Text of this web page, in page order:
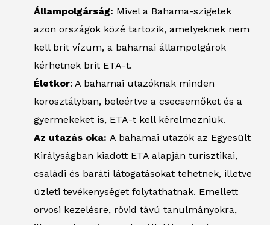
Állampolgárság: Mivel a Bahama-szigetek
azon országok közé tartozik, amelyeknek nem
kell brit vízum, a bahamai állampolgárok
kérhetnek brit ETA-t.
Életkor: A bahamai utazóknak minden
korosztályban, beleértve a csecsemőket és a
gyermekeket is, ETA-t kell kérelmezniük.
Az utazás oka: A bahamai utazók az Egyesült
Királyságban kiadott ETA alapján turisztikai,
családi és baráti látogatásokat tehetnek, illetve
üzleti tevékenységet folytathatnak. Emellett
orvosi kezelésre, rövid távú tanulmányokra,